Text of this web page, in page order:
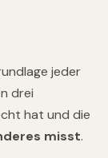
jeder
drei
hat und die
misst.